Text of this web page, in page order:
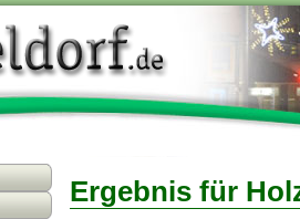
Ergebnis für